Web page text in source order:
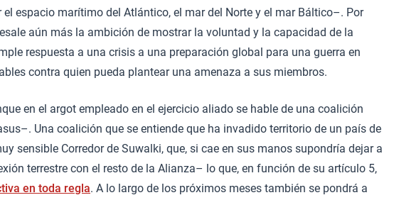
el espacio marítimo del Atlántico, el mar del Norte y el mar Báltico–. Por
aún más la ambición de mostrar la voluntad y la capacidad de la
respuesta a una crisis a una preparación global para una guerra en
contra quien pueda plantear una amenaza a sus miembros.
en el argot empleado en el ejercicio aliado se hable de una coalición
Una coalición que se entiende que ha invadido territorio de un país de
sensible Corredor de Suwalki, que, si cae en sus manos supondría dejar a
terrestre con el resto de la Alianza– lo que, en función de su artículo 5,
en toda regla. A lo largo de los próximos meses también se pondrá a